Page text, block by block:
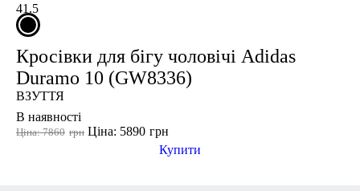
41.5
Кросівки для бігу чоловічі Adidas
Duramo 10 (GW8336)
ВЗУТТЯ
В наявності
грн
Ціна: 7860 грн
Ціна: 5890
Купити